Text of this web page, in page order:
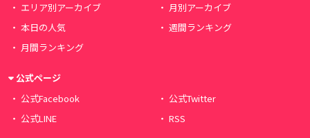
エリア別アーカイブ
月別アーカイブ
本日の人気
週間ランキング
月間ランキング
公式ページ
公式Facebook
公式Twitter
公式LINE
RSS